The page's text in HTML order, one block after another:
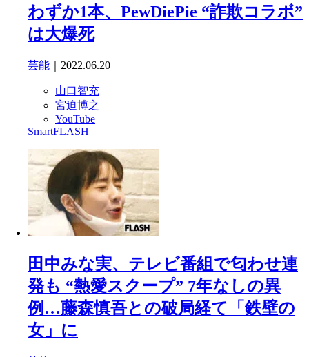
わずか1本、PewDiePie “詐欺コラボ”
は大爆死
芸能 ｜2022.06.20
山口智充
宮迫博之
YouTube
SmartFLASH
田中みな実、テレビ番組で匂わせ連
発も “熱愛スクープ” 7年なしの異
例…藤森慎吾との破局経て「鉄壁の
女」に